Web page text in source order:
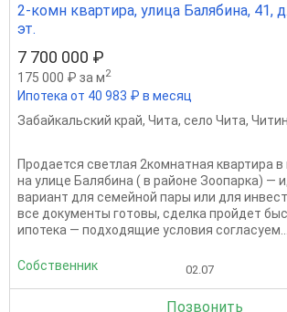
2-комн квартира, улица Балябина, 41,
эт.
7 700 000 ₽
175 000 ₽ за м2
Ипотека от 40 983 ₽ в месяц
Забайкальский край, Чита, село Чита,
Продается светлая 2комнатная квартира
на улице Балябина ( в районе Зоопарка) —
вариант для семейной пары или для
все документы готовы, сделка пройдет
ипотека — подходящие условия согласуем...
Собственник 02.07
Позвонить